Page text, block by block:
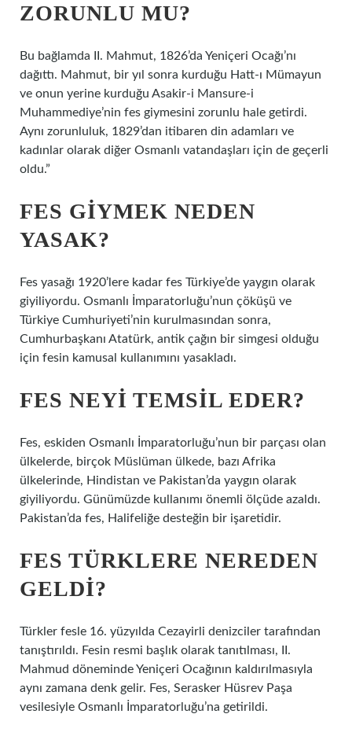
ZORUNLU MU?
Bu bağlamda II. Mahmut, 1826’da Yeniçeri Ocağı’nı
dağıttı. Mahmut, bir yıl sonra kurduğu Hatt-ı Mümayun
ve onun yerine kurduğu Asakir-i Mansure-i
Muhammediye’nin fes giymesini zorunlu hale getirdi.
Aynı zorunluluk, 1829’dan itibaren din adamları ve
kadınlar olarak diğer Osmanlı vatandaşları için de geçerli
oldu.”
FES GIYMEK NEDEN
YASAK?
Fes yasağı 1920’lere kadar fes Türkiye’de yaygın olarak
giyiliyordu. Osmanlı İmparatorluğu’nun çöküşü ve
Türkiye Cumhuriyeti’nin kurulmasından sonra,
Cumhurbaşkanı Atatürk, antik çağın bir simgesi olduğu
için fesin kamusal kullanımını yasakladı.
FES NEYI TEMSIL EDER?
Fes, eskiden Osmanlı İmparatorluğu’nun bir parçası olan
ülkelerde, birçok Müslüman ülkede, bazı Afrika
ülkelerinde, Hindistan ve Pakistan’da yaygın olarak
giyiliyordu. Günümüzde kullanımı önemli ölçüde azaldı.
Pakistan’da fes, Halifeliğe desteğin bir işaretidir.
FES TÜRKLERE NEREDEN
GELDI?
Türkler fesle 16. yüzyılda Cezayirli denizciler tarafından
tanıştırıldı. Fesin resmi başlık olarak tanıtılması, II.
Mahmud döneminde Yeniçeri Ocağının kaldırılmasıyla
aynı zamana denk gelir. Fes, Serasker Hüsrev Paşa
vesilesiyle Osmanlı İmparatorluğu’na getirildi.